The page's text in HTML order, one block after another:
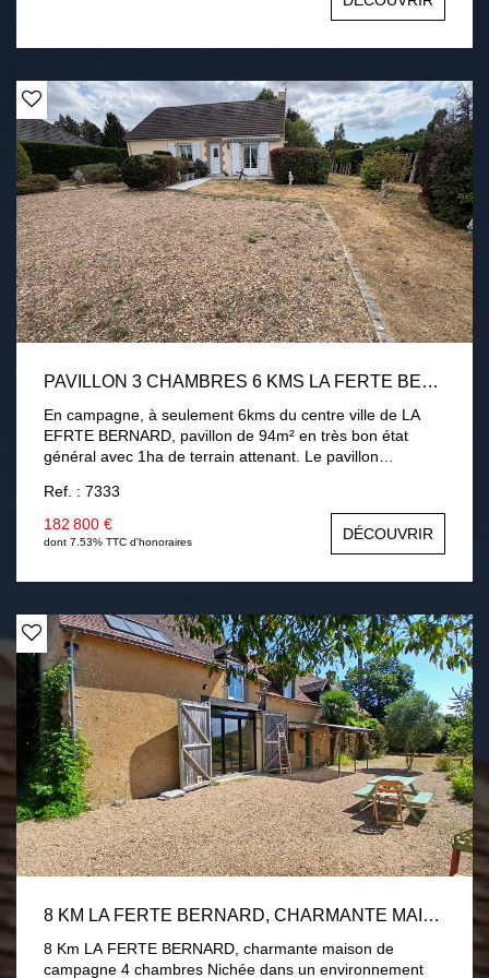
3000 m2 environ avec terrasse, cour intérieur et appentis
chauffage électrique, conduit existant pour poêle Tout à
l'égout Une visite s'impose !
PAVILLON 3 CHAMBRES 6 KMS LA FERTE BERNARD 1HA DE TERRAIN
En campagne, à seulement 6kms du centre ville de LA
EFRTE BERNARD, pavillon de 94m² en très bon état
général avec 1ha de terrain attenant. Le pavillon
salon-séjour avec poêle à granulés, une chambre, une
salle d'eau. En demi palier deux chambres. Garage,
buanderie. Menuiseries PVC double vitrage volets
roulants électrique. Assainissement par fosse toutes eaux
conforme. Terrain de 1 hectare divisé en près et verger
Ref. : 7333
182 800 €
dont 7.53% TTC d'honoraires DÉCOUVRIR
8 KM LA FERTE BERNARD, CHARMANTE MAISON DE CAMPAGNE 4 CHAMBRES
8 Km LA FERTE BERNARD, charmante maison de
campagne 4 chambres Nichée dans un environnement